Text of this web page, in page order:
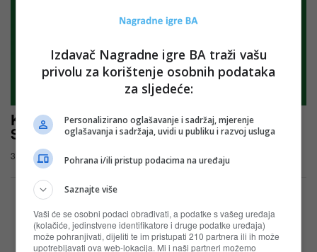
KORT nagradna igra uz Persil, Perwoll i
Somat: Čista sreća
31.07.2025
Izdavač Nagradne igre BA traži vašu
privolu za korištenje osobnih podataka
za sljedeće:
Personalizirano oglašavanje i sadržaj, mjerenje
oglašavanja i sadržaja, uvidi u publiku i razvoj usluga
Pohrana i/ili pristup podacima na uređaju
Saznajte više
Vaši će se osobni podaci obrađivati, a podatke s vašeg uređaja
(kolačiće, jedinstvene identifikatore i druge podatke uređaja)
može pohranjivati, dijeliti te im pristupati 210 partnera ili ih može
upotrebljavati ova web-lokacija. Mi i naši partneri možemo